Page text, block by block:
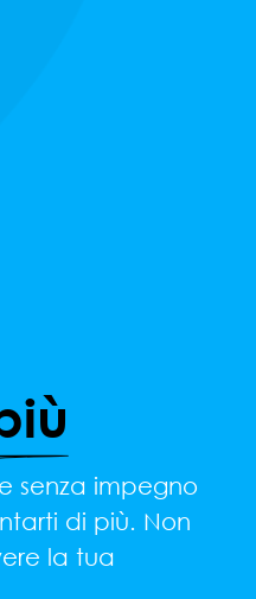
senza impegno
di più. Non
la tua